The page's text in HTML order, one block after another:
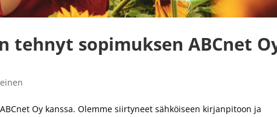
tehnyt sopimuksen ABCnet
Oy kanssa. Olemme siirtyneet sähköiseen kirjanpitoon ja